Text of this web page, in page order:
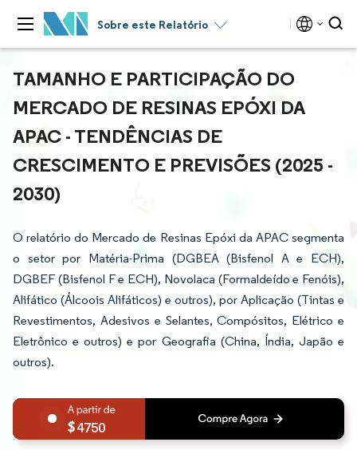
Sobre este Relatório
TAMANHO E PARTICIPAÇÃO DO
MERCADO DE RESINAS EPÓXI DA
APAC - TENDÊNCIAS DE
CRESCIMENTO E PREVISÕES (2025 -
2030)
O relatório do Mercado de Resinas Epóxi da APAC segmenta
o setor por Matéria-Prima (DGBEA (Bisfenol A e ECH),
DGBEF (Bisfenol F e ECH), Novolaca (Formaldeído e Fenóis),
Alifático (Álcoois Alifáticos) e outros), por Aplicação (Tintas e
Revestimentos, Adesivos e Selantes, Compósitos, Elétrico e
Eletrônico e outros) e por Geografia (China, Índia, Japão e
outros).
4750